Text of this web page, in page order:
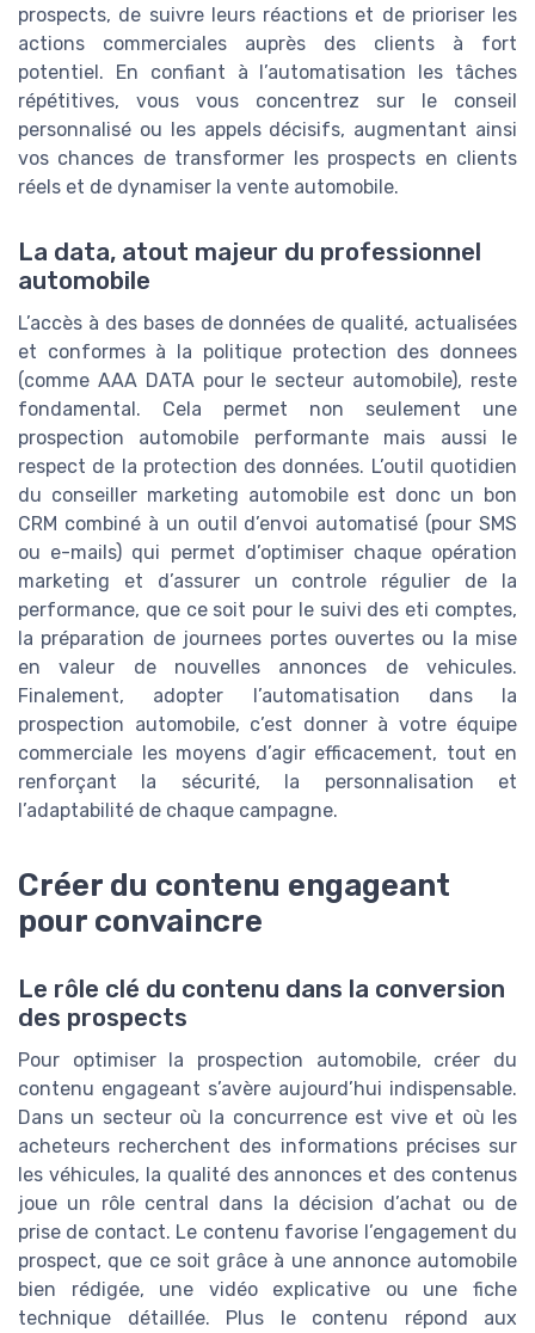
prospects, de suivre leurs réactions et de prioriser les
actions commerciales auprès des clients à fort
potentiel. En confiant à l’automatisation les tâches
répétitives, vous vous concentrez sur le conseil
personnalisé ou les appels décisifs, augmentant ainsi
vos chances de transformer les prospects en clients
réels et de dynamiser la vente automobile.
La data, atout majeur du professionnel
automobile
L’accès à des bases de données de qualité, actualisées
et conformes à la politique protection des donnees
(comme AAA DATA pour le secteur automobile), reste
fondamental. Cela permet non seulement une
prospection automobile performante mais aussi le
respect de la protection des données. L’outil quotidien
du conseiller marketing automobile est donc un bon
CRM combiné à un outil d’envoi automatisé (pour SMS
ou e-mails) qui permet d’optimiser chaque opération
marketing et d’assurer un controle régulier de la
performance, que ce soit pour le suivi des eti comptes,
la préparation de journees portes ouvertes ou la mise
en valeur de nouvelles annonces de vehicules.
Finalement, adopter l’automatisation dans la
prospection automobile, c’est donner à votre équipe
commerciale les moyens d’agir efficacement, tout en
renforçant la sécurité, la personnalisation et
l’adaptabilité de chaque campagne.
Créer du contenu engageant
pour convaincre
Le rôle clé du contenu dans la conversion
des prospects
Pour optimiser la prospection automobile, créer du
contenu engageant s’avère aujourd’hui indispensable.
Dans un secteur où la concurrence est vive et où les
acheteurs recherchent des informations précises sur
les véhicules, la qualité des annonces et des contenus
joue un rôle central dans la décision d’achat ou de
prise de contact. Le contenu favorise l’engagement du
prospect, que ce soit grâce à une annonce automobile
bien rédigée, une vidéo explicative ou une fiche
technique détaillée. Plus le contenu répond aux